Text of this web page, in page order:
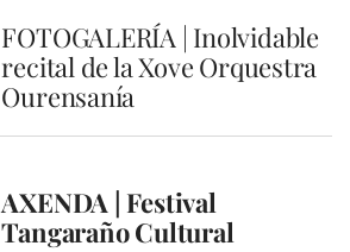
FOTOGALERÍA | Inolvidable
recital de la Xove Orquestra
Ourensanía
AXENDA | Festival
Tangaraño Cultural